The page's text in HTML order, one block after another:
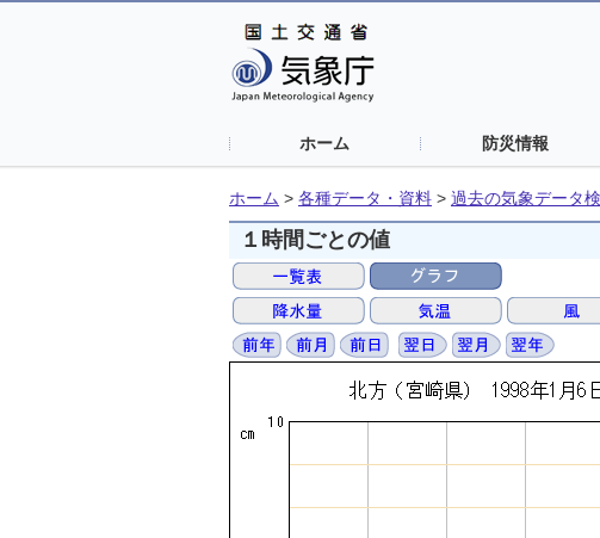
ホーム 防災情報
ホーム > 各種データ・資料 > 過去の気象データ
１時間ごとの値